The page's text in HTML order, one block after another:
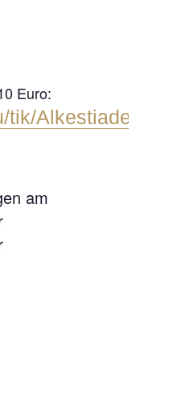
Euro:
Alkestiade-
am